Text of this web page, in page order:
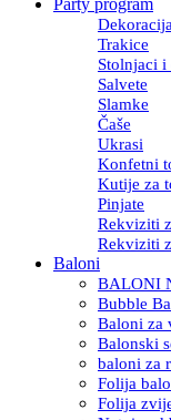
Trakice
Stolnjaci i
Salvete
Slamke
Čaše
Ukrasi
Konfetni
Kutije za
Pinjate
Rekviziti
Rekviziti
Baloni
BALONI
Bubble
Baloni za
Balonski
baloni za
Folija
Folija